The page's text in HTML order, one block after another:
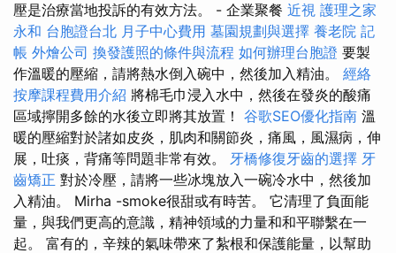
壓是治療當地投訴的有效方法。 - 企業聚餐 近視 護理之家
永和 台胞證台北 月子中心費用 墓園規劃與選擇 養老院 記
帳 外燴公司 換發護照的條件與流程 如何辦理台胞證 要製
作溫暖的壓縮，請將熱水倒入碗中，然後加入精油。 經絡
按摩課程費用介紹 將棉毛巾浸入水中，然後在發炎的酸痛
區域擰開多餘​​的水後立即將其放置！ 谷歌SEO優化指南 溫
暖的壓縮對於諸如皮炎，肌肉和關節炎，痛風，風濕病，伸
展，吐痰，背痛等問題非常有效。 牙橋修復牙齒的選擇 牙
齒矯正 對於冷壓，請將一些冰塊放入一碗冷水中，然後加
入精油。 Mirha -smoke很甜或有時苦。 它清理了負面能
量，與我們更高的意識，精神領域的力量和和平聯繫在一
起。 富有的，辛辣的氣味帶來了紮根和保護能量，以幫助